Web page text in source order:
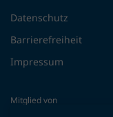
Datenschutz
Barrierefreiheit
Impressum